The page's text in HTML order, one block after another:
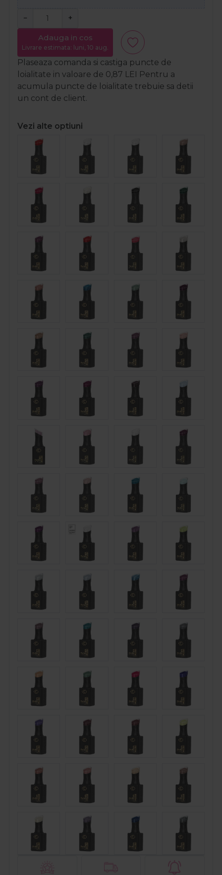
− +
Adauga in cos
Livrare estimata: luni, 10 aug.
Plaseaza comanda si castiga puncte de
loialitate in valoare de 0,87 LEI Pentru a
acumula puncte de loialitate trebuie sa detii
un cont de client.
Vezi alte optiuni